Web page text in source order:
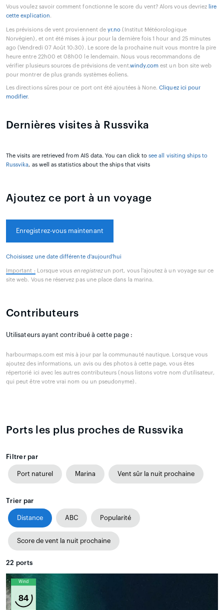
Vous voulez savoir comment fonctionne le score du vent? Alors vous devriez lire
cette explication.
Les prévisions de vent proviennent deyr.no (Institut Météorologique
Norvégien), et ont été mises à jour pour la dernière fois 1 hour and 25 minutes
ago (Vendredi 07 Août 10:30). Le score de la prochaine nuit vous montre la pire
heure entre 22h00 et 08h00 le lendemain. Nous vous recommandons de
vérifier plusieurs sources de prévisions de vent.windy.com est un bon site web
pour montrer de plus grands systèmes éoliens.
Les directions sûres pour ce port ont été ajoutées à None.Cliquez ici pour
modifier.
Dernières visites à Russvika
The visits are retrieved from AIS data. You can click tosee all visiting ships to
Russvika, as well as statistics about the ships that visits
Ajoutez ce port à un voyage
Enregistrez-vous maintenant
Choisissez une date différente d'aujourd'hui
Important : Lorsque vous enregistrezun port, vous l'ajoutez à un voyage sur ce
site web. Vous ne réservez pas une place dans la marina.
Contributeurs
Utilisateurs ayant contribué à cette page :
harbourmaps.com est mis à jour par la communauté nautique. Lorsque vous
ajoutez des informations, un avis ou des photos à cette page, vous êtes
répertorié ici avec les autres contributeurs (nous listons votre nom d'utilisateur,
qui peut être votre vrai nom ou un pseudonyme).
Ports les plus proches de Russvika
Filtrer par
Port naturel Marina Vent sûr la nuit prochaine
Trier par
Distance ABC Popularité
Score de vent la nuit prochaine
22 ports
Wind
84